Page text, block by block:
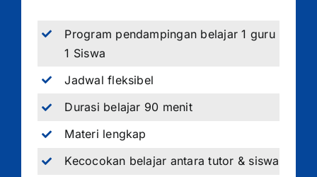
Program pendampingan belajar 1 guru
1 Siswa
Jadwal fleksibel
Durasi belajar 90 menit
Materi lengkap
Kecocokan belajar antara tutor & siswa